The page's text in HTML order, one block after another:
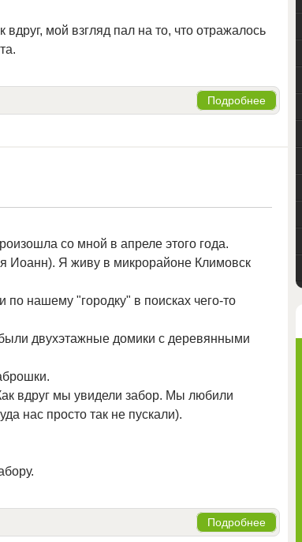
мой взгляд пал на то, что отражалось
Подробнее
со мной в апреле этого года.
Иоанн). Я живу в микрорайоне Климовск
нашему "городку" в поисках чего-то
двухэтажные домики с деревянными
вдруг мы увидели забор. Мы любили
нас просто так не пускали).
Подробнее